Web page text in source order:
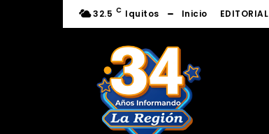
32.5 C Iquitos Inicio EDITORIAL